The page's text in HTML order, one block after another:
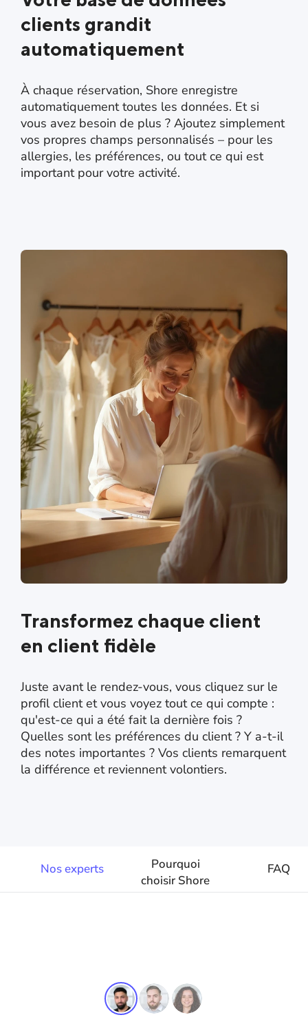
clients grandit
automatiquement
À chaque réservation, Shore enregistre
automatiquement toutes les données. Et si
vous avez besoin de plus ? Ajoutez simplement
vos propres champs personnalisés – pour les
allergies, les préférences, ou tout ce qui est
important pour votre activité.
Transformez chaque client
en client fidèle
Juste avant le rendez-vous, vous cliquez sur le
profil client et vous voyez tout ce qui compte :
qu'est-ce qui a été fait la dernière fois ?
Quelles sont les préférences du client ? Y a-t-il
des notes importantes ? Vos clients remarquent
la différence et reviennent volontiers.
Nos experts
Pourquoi
choisir Shore
FAQ